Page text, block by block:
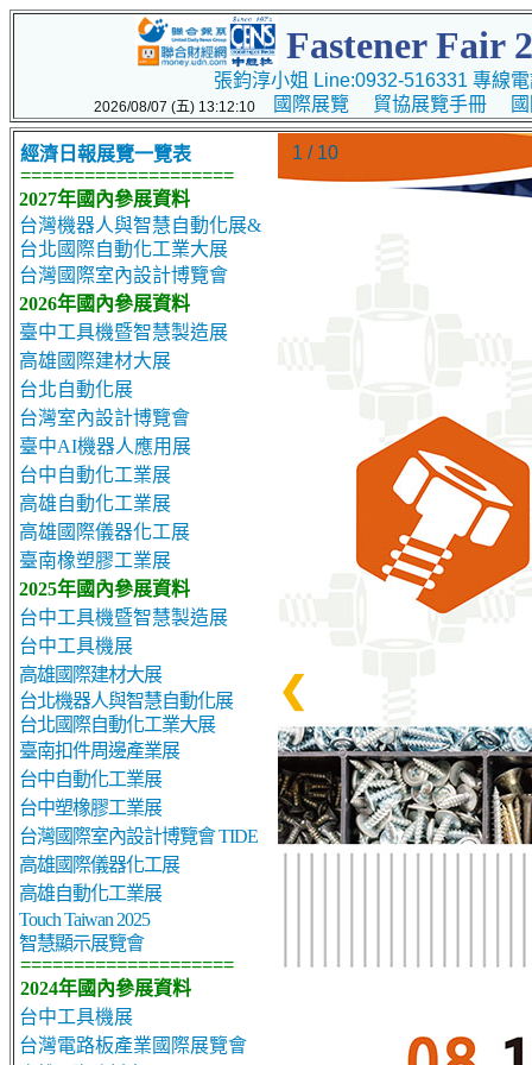
Fastener Fair
張鈞淳小姐 Line:0932-516331 專線
2026/08/07 (五) 13:12:10 國際展覽 貿協展覽手冊
經濟日報展覽一覽表
====================
2027年國內參展資料
台灣機器人與智慧自動化展&
台北國際自動化工業大展
台灣國際室內設計博覽會
2026年國內參展資料
臺中工具機暨智慧製造展
高雄國際建材大展
台北自動化展
台灣室內設計博覽會
臺中AI機器人應用展
台中自動化工業展
高雄自動化工業展
高雄國際儀器化工展
臺南橡塑膠工業展
2025年國內參展資料
台中工具機暨智慧製造展
台中工具機展
高雄國際建材大展
台北機器人與智慧自動化展
台北國際自動化工業大展
臺南扣件周邊產業展
台中自動化工業展
台中塑橡膠工業展
台灣國際室內設計博覽會 TIDE
高雄國際儀器化工展
高雄自動化工業展
Touch Taiwan 2025
智慧顯示展覽會
====================
2024年國內參展資料
台中工具機展
台灣電路板產業國際展覽會
1 / 10
❮